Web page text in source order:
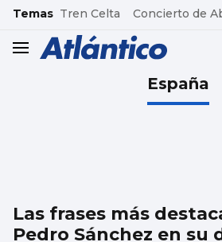
common.go-to-content
Temas Tren Celta Concierto de
header.menu.open
España
Las frases más
Pedro Sánchez en su